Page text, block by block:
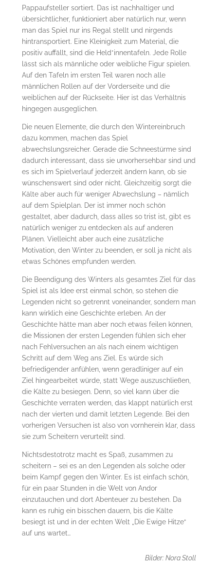
Pappaufsteller sortiert. Das ist nachhaltiger und
übersichtlicher, funktioniert aber natürlich nur, wenn
man das Spiel nur ins Regal stellt und nirgends
hintransportiert. Eine Kleinigkeit zum Material, die
positiv auffällt, sind die Held*innentafeln. Jede Rolle
lässt sich als männliche oder weibliche Figur spielen.
Auf den Tafeln im ersten Teil waren noch alle
männlichen Rollen auf der Vorderseite und die
weiblichen auf der Rückseite. Hier ist das Verhältnis
hingegen ausgeglichen.
Die neuen Elemente, die durch den Wintereinbruch
dazu kommen, machen das Spiel
abwechslungsreicher. Gerade die Schneestürme sind
dadurch interessant, dass sie unvorhersehbar sind und
es sich im Spielverlauf jederzeit ändern kann, ob sie
wünschenswert sind oder nicht. Gleichzeitig sorgt die
Kälte aber auch für weniger Abwechslung – nämlich
auf dem Spielplan. Der ist immer noch schön
gestaltet, aber dadurch, dass alles so trist ist, gibt es
natürlich weniger zu entdecken als auf anderen
Plänen. Vielleicht aber auch eine zusätzliche
Motivation, den Winter zu beenden, er soll ja nicht als
etwas Schönes empfunden werden.
Die Beendigung des Winters als gesamtes Ziel für das
Spiel ist als Idee erst einmal schön, so stehen die
Legenden nicht so getrennt voneinander, sondern man
kann wirklich eine Geschichte erleben. An der
Geschichte hätte man aber noch etwas feilen können,
die Missionen der ersten Legenden fühlen sich eher
nach Fehlversuchen an als nach einem wichtigen
Schritt auf dem Weg ans Ziel. Es würde sich
befriedigender anfühlen, wenn geradliniger auf ein
Ziel hingearbeitet würde, statt Wege auszuschließen,
die Kälte zu besiegen. Denn, so viel kann über die
Geschichte verraten werden, das klappt natürlich erst
nach der vierten und damit letzten Legende. Bei den
vorherigen Versuchen ist also von vornherein klar, dass
sie zum Scheitern verurteilt sind.
Nichtsdestotrotz macht es Spaß, zusammen zu
scheitern – sei es an den Legenden als solche oder
beim Kampf gegen den Winter. Es ist einfach schön,
für ein paar Stunden in die Welt von Andor
einzutauchen und dort Abenteuer zu bestehen. Da
kann es ruhig ein bisschen dauern, bis die Kälte
besiegt ist und in der echten Welt „Die Ewige Hitze“
auf uns wartet…
Bilder: Nora Stoll